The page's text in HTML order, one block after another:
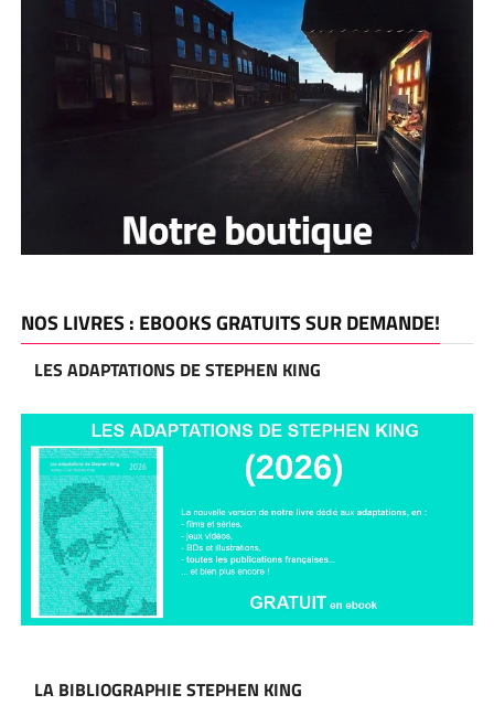
NOS LIVRES : EBOOKS GRATUITS SUR DEMANDE!
LES ADAPTATIONS DE STEPHEN KING
LA BIBLIOGRAPHIE STEPHEN KING